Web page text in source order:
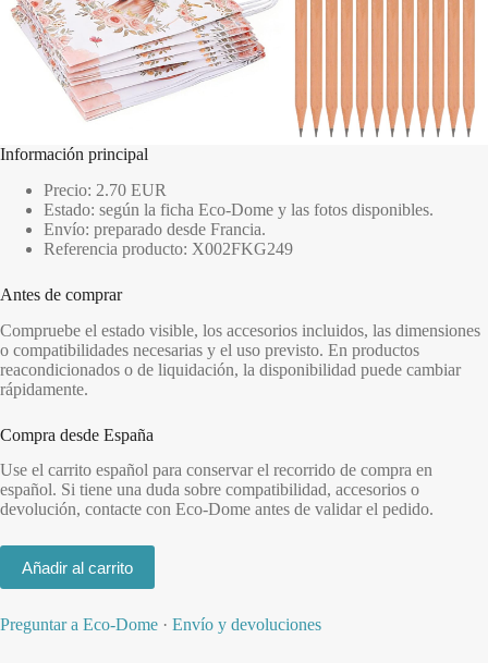
Información principal
Precio: 2.70 EUR
Estado: según la ficha Eco-Dome y las fotos disponibles.
Envío: preparado desde Francia.
Referencia producto: X002FKG249
Antes de comprar
Compruebe el estado visible, los accesorios incluidos, las dimensiones
o compatibilidades necesarias y el uso previsto. En productos
reacondicionados o de liquidación, la disponibilidad puede cambiar
rápidamente.
Compra desde España
Use el carrito español para conservar el recorrido de compra en
español. Si tiene una duda sobre compatibilidad, accesorios o
devolución, contacte con Eco-Dome antes de validar el pedido.
Añadir al carrito
Preguntar a Eco-Dome · Envío y devoluciones